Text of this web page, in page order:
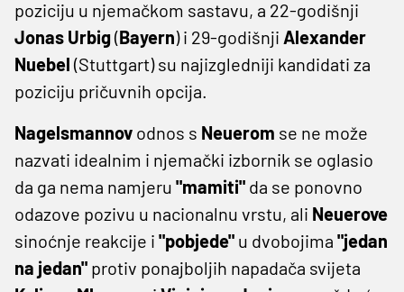
poziciju u njemačkom sastavu, a 22-godišnji
Jonas Urbig(Bayern) i 29-godišnji Alexander
Nuebel (Stuttgart) su najizgledniji kandidati za
poziciju pričuvnih opcija.
Nagelsmannov odnos s Neuerom se ne može
nazvati idealnim i njemački izbornik se oglasio
da ga nema namjeru "mamiti" da se ponovno
odazove pozivu u nacionalnu vrstu, ali Neuerove
sinoćnje reakcije i "pobjede" u dvobojima "jedan
na jedan" protiv ponajboljih napadača svijeta